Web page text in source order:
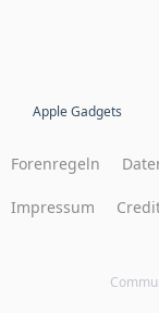
Apple Gadgets
Forenregeln
Impressum